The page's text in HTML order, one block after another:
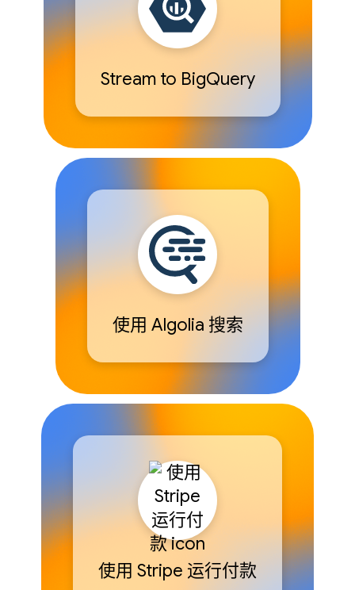
Stream to BigQuery
使用 Algolia 搜索
使用 Stripe 运行付款